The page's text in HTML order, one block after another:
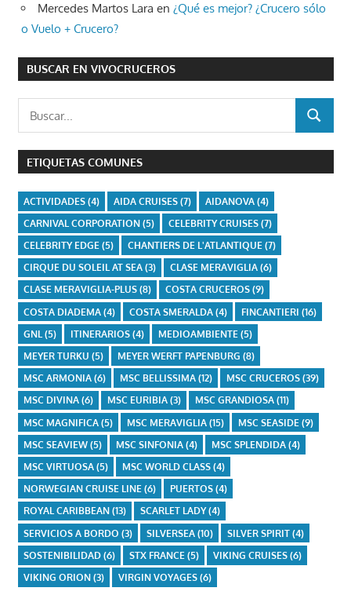
Mercedes Martos Lara en ¿Qué es mejor? ¿Crucero sólo
o Vuelo + Crucero?
BUSCAR EN VIVOCRUCEROS
BUSCAR
ETIQUETAS COMUNES
ACTIVIDADES(4) AIDA CRUISES(7) AIDANOVA(4)
CARNIVAL CORPORATION(5) CELEBRITY CRUISES(7)
CELEBRITY EDGE(5) CHANTIERS DE L'ATLANTIQUE(7)
CIRQUE DU SOLEIL AT SEA(3) CLASE MERAVIGLIA(6)
CLASE MERAVIGLIA-PLUS(8) COSTA CRUCEROS(9)
COSTA DIADEMA(4) COSTA SMERALDA(4) FINCANTIERI (16)
GNL (5) ITINERARIOS(4) MEDIOAMBIENTE (5)
MEYER TURKU (5) MEYER WERFT PAPENBURG (8)
MSC ARMONIA(6) MSC BELLISSIMA(12) MSC CRUCEROS(39)
MSC DIVINA(6) MSC EURIBIA(3) MSC GRANDIOSA(11)
MSC MAGNIFICA(5) MSC MERAVIGLIA(15) MSC SEASIDE (9)
MSC SEAVIEW(5) MSC SINFONIA(4) MSC SPLENDIDA(4)
MSC VIRTUOSA(5) MSC WORLD CLASS(4)
NORWEGIAN CRUISE LINE(6) PUERTOS(4)
ROYAL CARIBBEAN(13) SCARLET LADY(4)
SERVICIOS A BORDO (3) SILVERSEA(10) SILVER SPIRIT(4)
SOSTENIBILIDAD(6) STX FRANCE (5) VIKING CRUISES(6)
VIKING ORION(3) VIRGIN VOYAGES(6)